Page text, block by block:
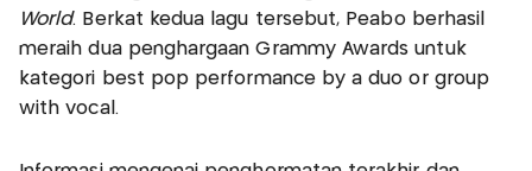
World. Berkat kedua lagu tersebut, Peabo berhasil
meraih dua penghargaan Grammy Awards untuk
kategori best pop performance by a duo or group
with vocal.